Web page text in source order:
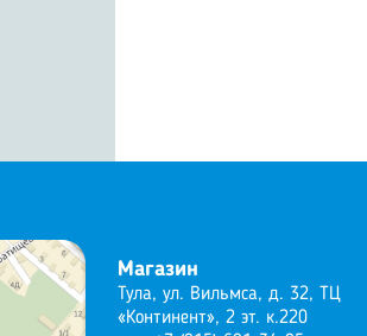
Магазин
Тула, ул. Вильмса, д. 32, ТЦ
«Континент», 2 эт. к.220